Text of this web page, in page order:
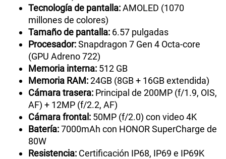
Tecnología de pantalla:AMOLED (1070
millones de colores)
Tamaño de pantalla: 6.57 pulgadas
Procesador:Snapdragon 7 Gen 4 Octa-core
(GPU Adreno 722)
Memoria interna: 512 GB
Memoria RAM:24GB (8GB + 16GB extendida)
Cámara trasera: Principal de 200MP (f/1.9, OIS,
AF) + 12MP (f/2.2, AF)
Cámara frontal: 50MP (f/2.0) con video 4K
Batería:7000mAh con HONOR SuperCharge de
80W
Resistencia: Certificación IP68, IP69 e IP69K